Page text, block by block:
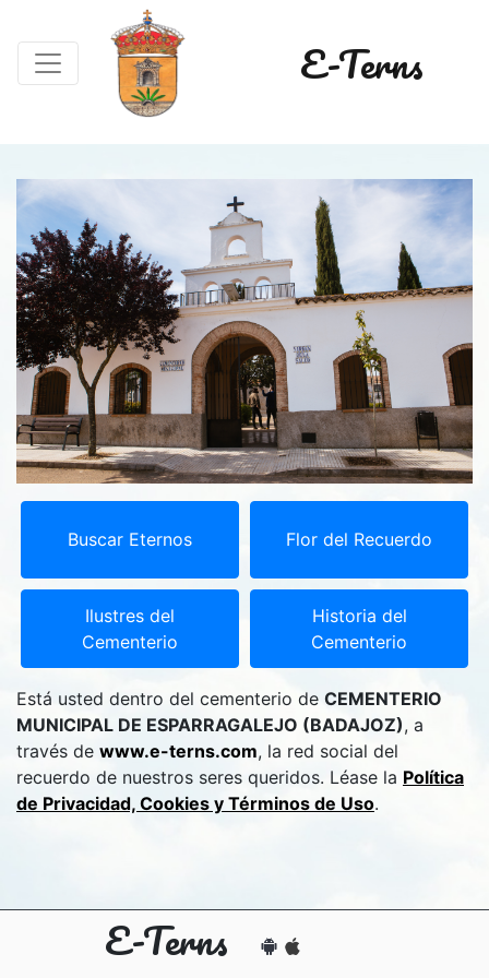
E-Terns
Buscar Eternos Flor del Recuerdo
Ilustres del
Cementerio
Historia del
Cementerio
Está usted dentro del cementerio de CEMENTERIO
MUNICIPAL DE ESPARRAGALEJO (BADAJOZ), a
través de www.e-terns.com, la red social del
recuerdo de nuestros seres queridos. Léase la Política
de Privacidad, Cookies y Términos de Uso.
E-Terns